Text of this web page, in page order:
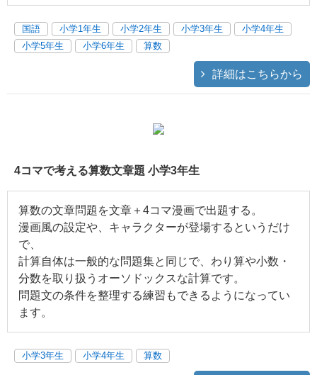
国語 小学1年生 小学2年生 小学3年生
小学4年生
小学5年生
小学6年生 算数
詳細はこちらから
4コマで考える算数文章題 小学3年生
算数の文章問題を文章＋4コマ漫画で出題する。
漫画風の設定や、キャラクターが登場するというだけ
で、
計算自体は一般的な問題集と同じで、わり算や小数・
分数を取り扱うオーソドックスな計算です。
問題文の条件を整理する練習もできるようになってい
ます。
小学3年生 小学4年生 算数